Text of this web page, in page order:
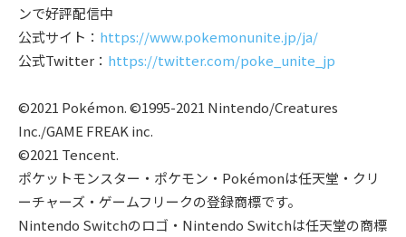
ンで好評配信中
公式サイト： https://www.pokemonunite.jp/ja/
公式Twitter： https://twitter.com/poke_unite_jp
©2021 Pokémon. ©1995-2021 Nintendo/Creatures
Inc./GAME FREAK inc.
©2021 Tencent.
ポケットモンスター・ポケモン・Pokémonは任天堂・クリ
ーチャーズ・ゲームフリークの登録商標です。
Nintendo Switchのロゴ・Nintendo Switchは任天堂の商標